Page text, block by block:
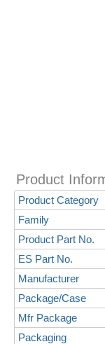
Product
Product Category
Family
Product Part No.
ES Part No.
Manufacturer
Package/Case
Mfr Package
Packaging